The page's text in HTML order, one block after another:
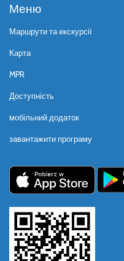
Меню
Маршрути та екскурсії
Карта
MPR
Доступність
мобільний додаток
завантажити програму